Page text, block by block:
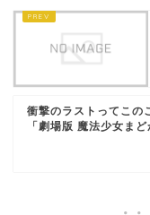
衝撃のラストってこの
「劇場版 魔法少女ま